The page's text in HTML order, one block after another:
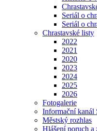
Seriál o
Seriál o
Chrastavské listy
2022
2021
2020
2023
2024
2025
2026
Fotogalerie
Informační kanál
Městský rozhlas
Hlášení poruch a